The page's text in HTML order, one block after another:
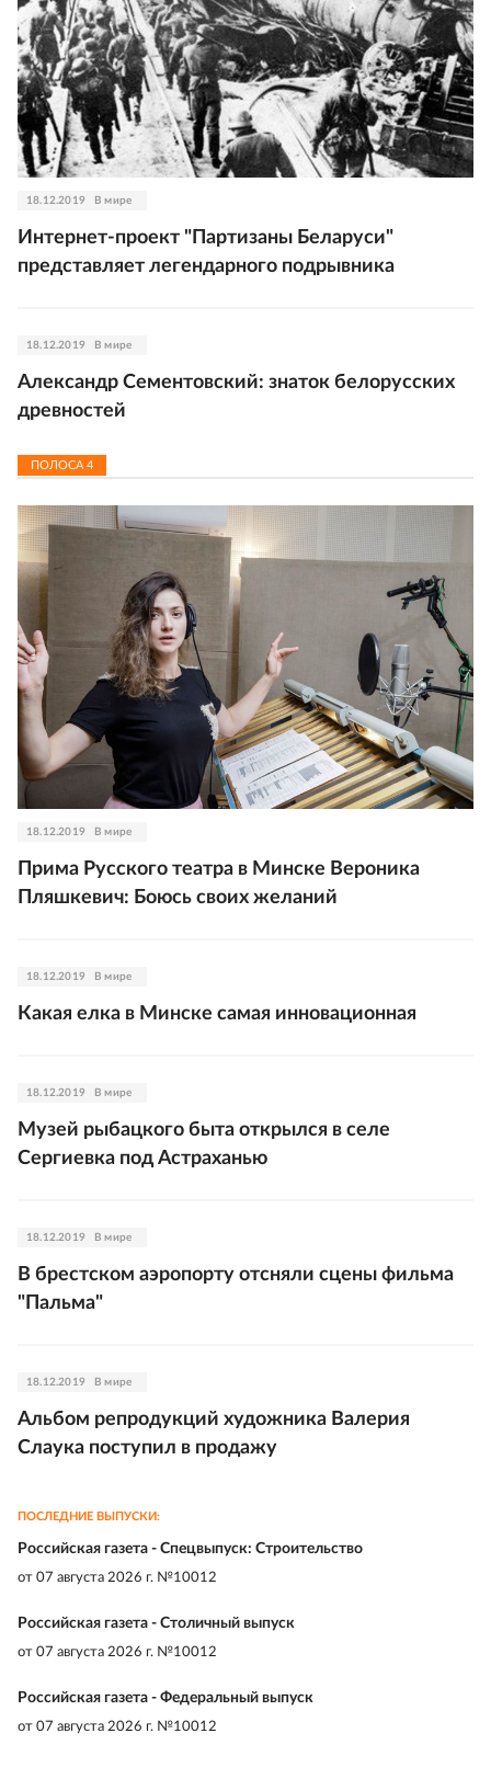
18.12.2019 В мире
Интернет-проект "Партизаны Беларуси"
представляет легендарного подрывника
18.12.2019 В мире
Александр Сементовский: знаток белорусских
древностей
ПОЛОСА 4
18.12.2019 В мире
Прима Русского театра в Минске Вероника
Пляшкевич: Боюсь своих желаний
18.12.2019 В мире
Какая елка в Минске самая инновационная
18.12.2019 В мире
Музей рыбацкого быта открылся в селе
Сергиевка под Астраханью
18.12.2019 В мире
В брестском аэропорту отсняли сцены фильма
"Пальма"
18.12.2019 В мире
Альбом репродукций художника Валерия
Слаука поступил в продажу
ПОСЛЕДНИЕ ВЫПУСКИ:
Российская газета - Спецвыпуск: Строительство
от 07 августа 2026 г. №10012
Российская газета - Столичный выпуск
от 07 августа 2026 г. №10012
Российская газета - Федеральный выпуск
от 07 августа 2026 г. №10012